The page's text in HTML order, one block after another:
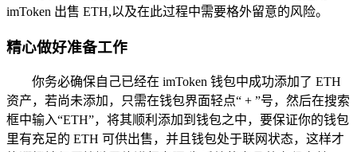
imToken 出售 ETH,以及在此过程中需要格外留意的风险。
精心做好准备工作
你务必确保自己已经在 imToken 钱包中成功添加了 ETH
资产，若尚未添加，只需在钱包界面轻点“ + ”号，然后在搜索
框中输入“ETH”，将其顺利添加到钱包之中，要保证你的钱包
里有充足的 ETH 可供出售，并且钱包处于联网状态，这样才